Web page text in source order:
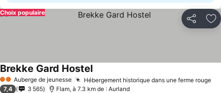
Partager
Choix populaire
2 ÉtoilesAuberge de jeunesse Hébergement historique dans une ferme rouge
Brekke Gard Hostel
7,4 3 565 Flam, à 7.3 km de : Aurland